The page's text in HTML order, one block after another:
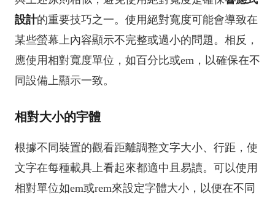
設計的重要技巧之一。使用絕對寬度可能會導致在
某些螢幕上內容顯示不完整或過小的問題。相反，
應使用相對寬度單位，如百分比或em，以確保在不
同設備上顯示一致。
相對大小的宇體
根據不同裝置的觀看距離調整文字大小、行距，使
文字在每種載具上看起來都適中且易讀。可以使用
相對單位如em或rem來設定字體大小，以便在不同